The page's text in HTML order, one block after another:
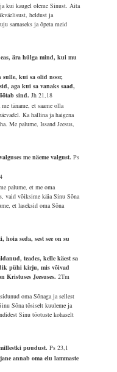
kui kaugel oleme Sinust. Aita
heldust ja
sarnaseks ja õpeta meid
ära hülga mind, kui mu
sulle, kui sa olid noor,
aga kui sa vanaks saad,
sind.Jh 21,18
täname, et saame olla
Ka hallina ja haigena
Me palume, Issand Jeesus,
me näeme valgust.Ps
palume, et me oma
vaid võiksime käia Sinu Sõna
et laseksid oma Sõna
seda, sest see on su
teades, kelle käest sa
pühi kirju, mis võivad
Kristuses Jeesuses.2Tm
oma Sõnaga ja sellest
Sõna tõsiselt kuuleme ja
Sinu tõotuste kohaselt
puudust.Ps 23,1
annab oma elu lammaste